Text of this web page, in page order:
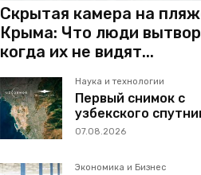
Скрытая камера на
Крыма: Что люди
когда их не видят...
Наука и технологии
Первый снимок с
узбекского
07.08.2026
Экономика и Бизнес